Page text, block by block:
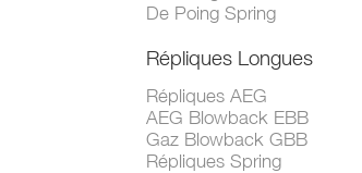
De Poing Spring
Répliques Longues
Répliques AEG
AEG Blowback EBB
Gaz Blowback GBB
Répliques Spring